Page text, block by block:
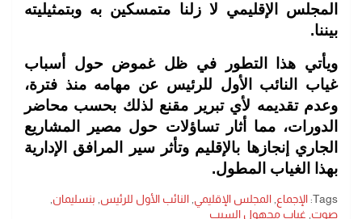
المجلس الإقليمي لا زلنا متمسكين به وبتمثيليته
بيننا.
ويأتي هذا التطور في ظل غموض حول أسباب
غياب النائب الأول للرئيس عن مهامه منذ فترة،
وعدم تقديمه لأي تبرير مقنع لذلك بحسب محاضر
الدورات، مما أثار تساؤلات حول مصير المشاريع
الجاري إنجازها بالإقليم وتأثر سير المرافق الإدارية
بهذا الغياب المطول.
Tags: الإجماع, المجلس الإقليمي, النائب الأول للرئيس, بنسليمان,
صوت, غياب مجهول السبب